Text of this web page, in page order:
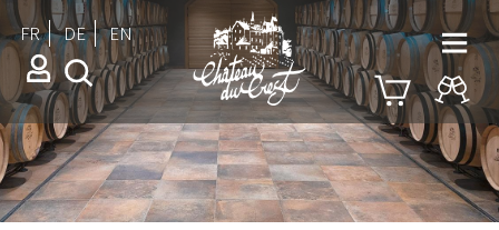
FR DE EN